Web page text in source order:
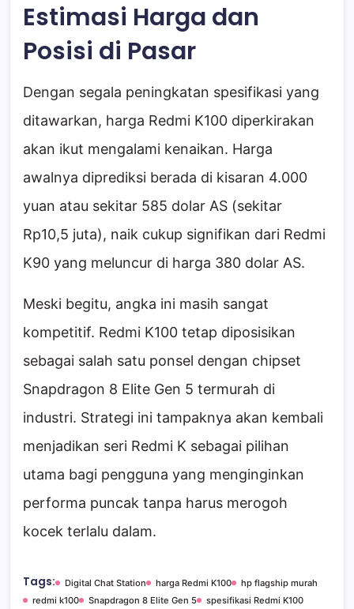
Estimasi Harga dan
Posisi di Pasar
Dengan segala peningkatan spesifikasi yang
ditawarkan, harga Redmi K100 diperkirakan
akan ikut mengalami kenaikan. Harga
awalnya diprediksi berada di kisaran 4.000
yuan atau sekitar 585 dolar AS (sekitar
Rp10,5 juta), naik cukup signifikan dari Redmi
K90 yang meluncur di harga 380 dolar AS.
Meski begitu, angka ini masih sangat
kompetitif. Redmi K100 tetap diposisikan
sebagai salah satu ponsel dengan chipset
Snapdragon 8 Elite Gen 5 termurah di
industri. Strategi ini tampaknya akan kembali
menjadikan seri Redmi K sebagai pilihan
utama bagi pengguna yang menginginkan
performa puncak tanpa harus merogoh
kocek terlalu dalam.
Tags: Digital Chat Station harga Redmi K100
hp flagship murah
redmi k100
Snapdragon 8 Elite Gen 5
spesifikasi Redmi K100